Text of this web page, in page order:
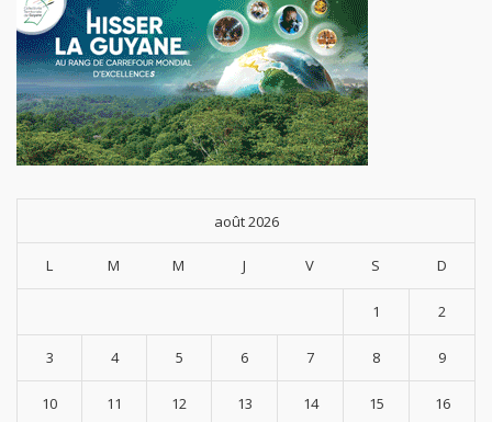
août 2026
L M M J V S D
1 2
3 4 5 6 7 8 9
10 11 12 13 14 15 16